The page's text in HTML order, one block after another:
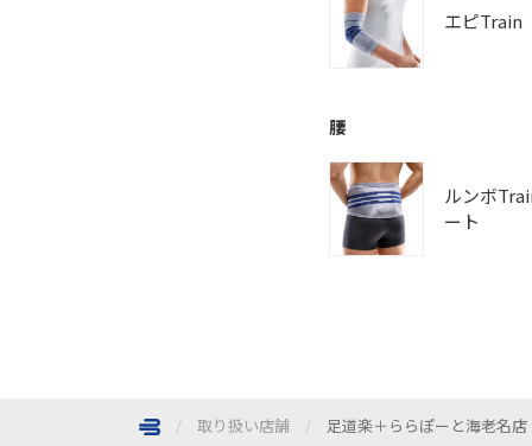
エピTrain
腰
ルンボ
ート
取り扱い店舗 足道楽＋ららぽーと海老名店